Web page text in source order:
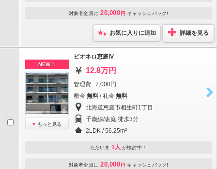
対象者全員に 20,000 円 キャッシュバック!
お気に入りに追加 詳細を見る
NEW！
もっと見る
ピオネロ恵庭Ⅳ
12.8万円
管理費 : 7,000円
敷金 無料 / 礼金 無料
北海道恵庭市相生町1丁目
千歳線/恵庭 徒歩3分
2LDK / 56.25m²
ただいま 1人 が検討中！
対象者全員に 20,000 円 キャッシュバック!